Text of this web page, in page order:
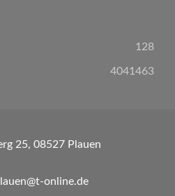
128
4041463
25, 08527 Plauen
online.de